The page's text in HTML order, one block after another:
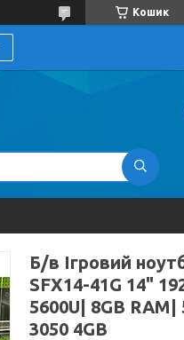
Кошик
Б/в Ігровий
SFX14-41G 14"
5600U| 8GB RAM|
3050 4GB